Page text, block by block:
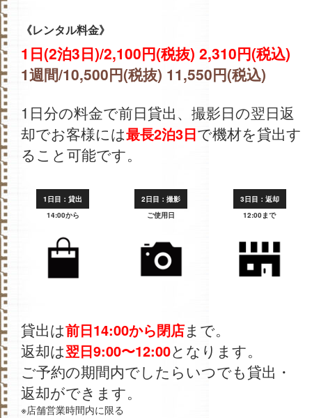
《レンタル料金》
1日(2泊3日)/2,100円(税抜) 2,310円(税込)
1週間/10,500円(税抜) 11,550円(税込)
1日分の料金で前日貸出、撮影日の翌日返
却でお客様には最長2泊3日で機材を貸出す
ること可能です。
1日目：貸出
14:00から
2日目：撮影
ご使用日
3日目：返却
12:00まで
貸出は前日14:00から閉店まで。
返却は翌日9:00〜12:00となります。
ご予約の期間内でしたらいつでも貸出・
返却ができます。
※店舗営業時間内に限る